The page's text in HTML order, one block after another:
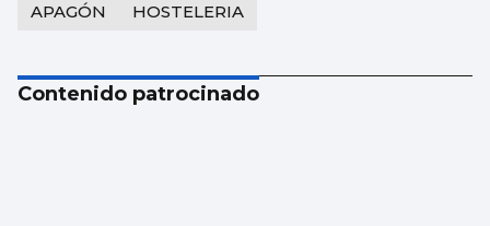
APAGÓN HOSTELERIA
Contenido patrocinado